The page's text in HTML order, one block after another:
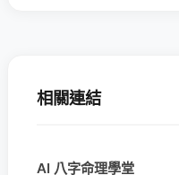
相關連結
AI 八字命理學堂